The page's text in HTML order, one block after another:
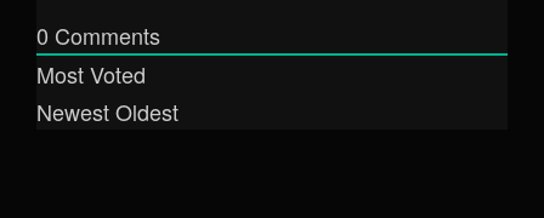
0 Comments
Most Voted
NewestOldest